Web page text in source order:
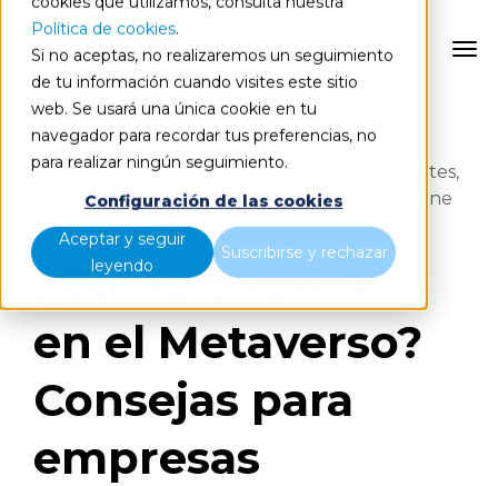
Política de cookies.
Si no aceptas, no realizaremos un seguimiento
de tu información cuando visites este sitio
web. Se usará una única cookie en tu
navegador para recordar tus preferencias, no
para realizar ningún seguimiento.
Configuración de las cookies
Aceptar y seguir
leyendo
Suscribirse y rechazar
¿Va a cambiar, el metaverso, el papel del
consumidor y los hábitos de compra que
conocemos hasta ahora? Según datos recientes,
el 88% de los consumidores en España ya tiene
interés en realizar compras en el metaverso.
¿Cómo triunfar
en el Metaverso?
Consejas para
empresas